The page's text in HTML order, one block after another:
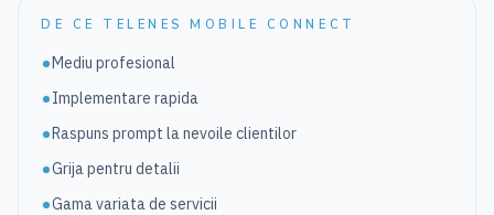
DE CE TELENES MOBILE CONNECT
Mediu profesional
Implementare rapida
Raspuns prompt la nevoile clientilor
Grija pentru detalii
Gama variata de servicii